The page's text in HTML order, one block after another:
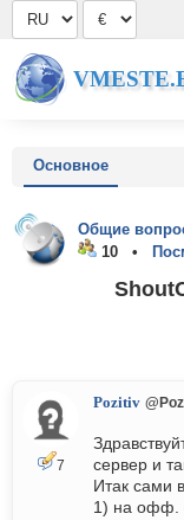
Основное
Общие
10 •
7
Pozitiv
сервер и
Итак сами
1) на офф.